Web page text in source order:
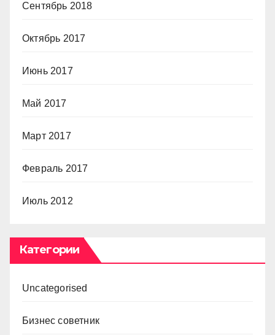
Сентябрь 2018
Октябрь 2017
Июнь 2017
Май 2017
Март 2017
Февраль 2017
Июль 2012
Категории
Uncategorised
Бизнес советник